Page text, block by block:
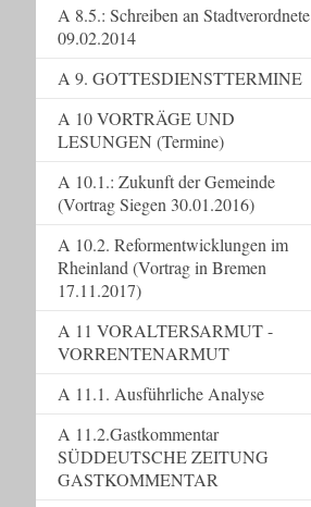
A 8.5.: Schreiben an Stadtverordnete
09.02.2014
A 9. GOTTESDIENSTTERMINE
A 10 VORTRÄGE UND
LESUNGEN (Termine)
A 10.1.: Zukunft der Gemeinde
(Vortrag Siegen 30.01.2016)
A 10.2. Reformentwicklungen im
Rheinland (Vortrag in Bremen
17.11.2017)
A 11 VORALTERSARMUT -
VORRENTENARMUT
A 11.1. Ausführliche Analyse
A 11.2.Gastkommentar
SÜDDEUTSCHE ZEITUNG
GASTKOMMENTAR